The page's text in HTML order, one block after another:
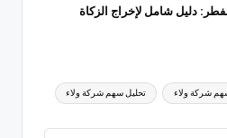
دليل شامل لإخراج الزكاة
تحليل سهم شركة ولاء شركة ولاء